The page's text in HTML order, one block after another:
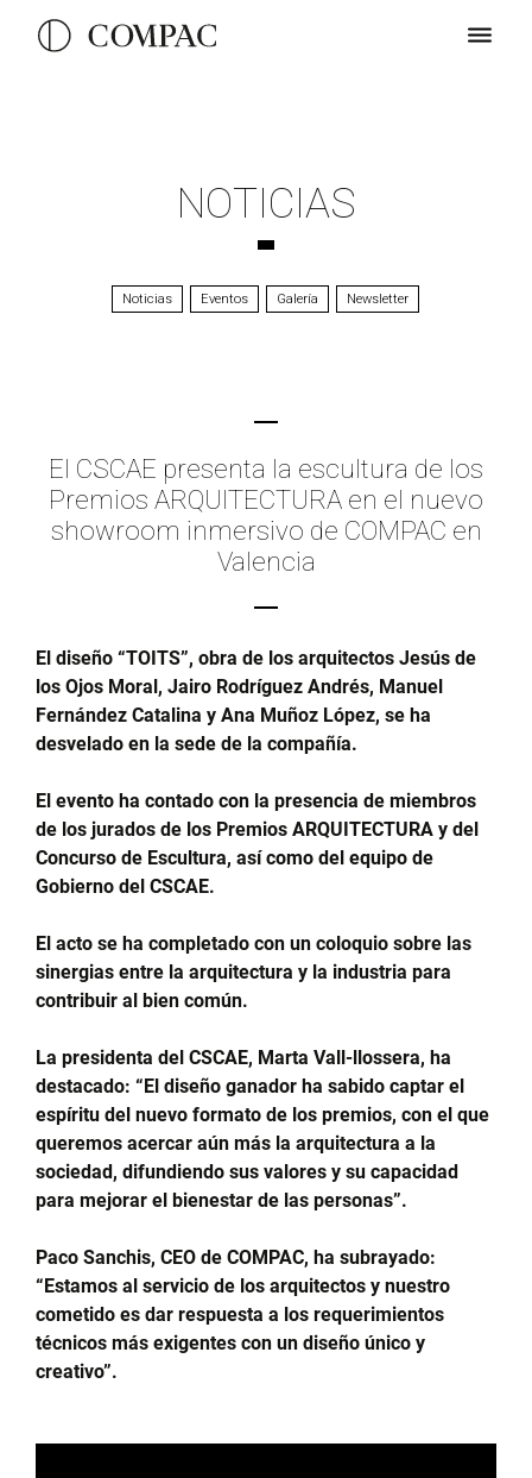
NOTICIAS
Noticias Eventos Galería Newsletter
El CSCAE presenta la escultura de los
Premios ARQUITECTURA en el nuevo
showroom inmersivo de COMPAC en
Valencia
El diseño “TOITS”, obra de los arquitectos Jesús de
los Ojos Moral, Jairo Rodríguez Andrés, Manuel
Fernández Catalina y Ana Muñoz López, se ha
desvelado en la sede de la compañía.
El evento ha contado con la presencia de miembros
de los jurados de los Premios ARQUITECTURA y del
Concurso de Escultura, así como del equipo de
Gobierno del CSCAE.
El acto se ha completado con un coloquio sobre las
sinergias entre la arquitectura y la industria para
contribuir al bien común.
La presidenta del CSCAE, Marta Vall-llossera, ha
destacado: “El diseño ganador ha sabido captar el
espíritu del nuevo formato de los premios, con el que
queremos acercar aún más la arquitectura a la
sociedad, difundiendo sus valores y su capacidad
para mejorar el bienestar de las personas”.
Paco Sanchis, CEO de COMPAC, ha subrayado:
“Estamos al servicio de los arquitectos y nuestro
cometido es dar respuesta a los requerimientos
técnicos más exigentes con un diseño único y
creativo”.